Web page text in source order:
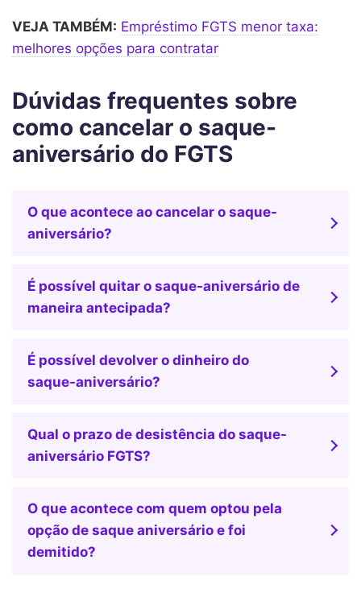
VEJA TAMBÉM: Empréstimo FGTS menor taxa:
melhores opções para contratar
Dúvidas frequentes sobre
como cancelar o saque-
aniversário do FGTS
O que acontece ao cancelar o saque-
aniversário?
É possível quitar o saque-aniversário de
maneira antecipada?
É possível devolver o dinheiro do
saque-aniversário?
Qual o prazo de desistência do saque-
aniversário FGTS?
O que acontece com quem optou pela
opção de saque aniversário e foi
demitido?